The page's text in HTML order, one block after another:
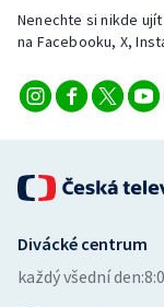
Nenechte si nikde
na Facebooku, X,
Divácké centrum
každý všední den: